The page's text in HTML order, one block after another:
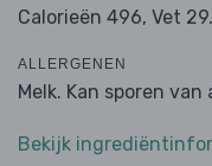
Calorieën 496, Vet
ALLERGENEN
Melk. Kan sporen
Bekijk